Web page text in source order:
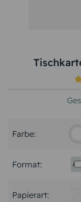
Farbe:
Format:
Papierart: